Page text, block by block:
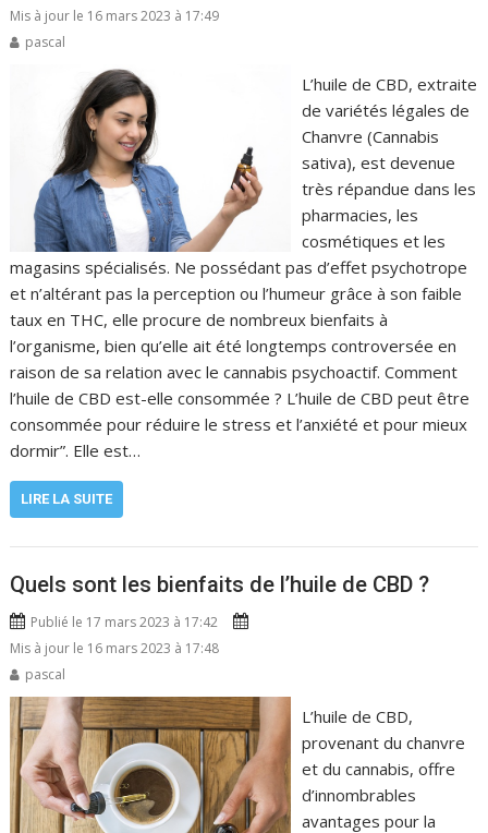
Mis à jour le 16 mars 2023 à 17:49
pascal
L’huile de CBD, extraite
de variétés légales de
Chanvre (Cannabis
sativa), est devenue
très répandue dans les
pharmacies, les
cosmétiques et les
magasins spécialisés. Ne possédant pas d’effet psychotrope
et n’altérant pas la perception ou l’humeur grâce à son faible
taux en THC, elle procure de nombreux bienfaits à
l’organisme, bien qu’elle ait été longtemps controversée en
raison de sa relation avec le cannabis psychoactif. Comment
l’huile de CBD est-elle consommée ? L’huile de CBD peut être
consommée pour réduire le stress et l’anxiété et pour mieux
dormir”. Elle est…
LIRE LA SUITE
Quels sont les bienfaits de l’huile de CBD ?
Publié le 17 mars 2023 à 17:42
Mis à jour le 16 mars 2023 à 17:48
pascal
L’huile de CBD,
provenant du chanvre
et du cannabis, offre
d’innombrables
avantages pour la